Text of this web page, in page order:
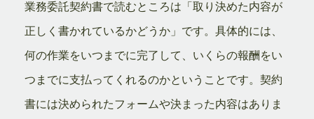
業務委託契約書で読むところは「取り決めた内容が
正しく書かれているかどうか」です。具体的には、
何の作業をいつまでに完了して、いくらの報酬をい
つまでに支払ってくれるのかということです。契約
書には決められたフォームや決まった内容はありま